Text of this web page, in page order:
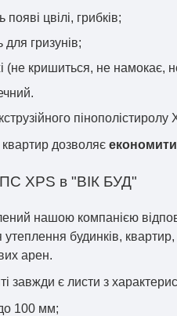
цвілі, грибків;
для гризунів;
(не кришиться, не намокає,
квартир дозволяє
XPS в "ВІК БУД"
нашою компанією
будинків,
арен.
завжди є листи з
100 мм;